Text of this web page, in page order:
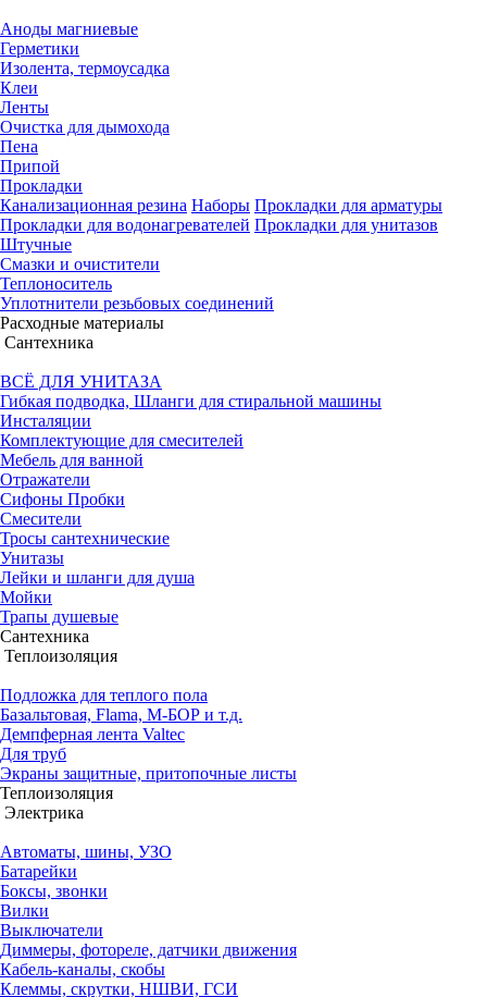
Аноды магниевые
Герметики
Изолента, термоусадка
Клеи
Ленты
Очистка для дымохода
Пена
Припой
Прокладки
Канализационная резина Наборы Прокладки для арматуры
Прокладки для водонагревателей Прокладки для унитазов
Штучные
Смазки и очистители
Теплоноситель
Уплотнители резьбовых соединений
Расходные материалы
Сантехника
ВСЁ ДЛЯ УНИТАЗА
Гибкая подводка, Шланги для стиральной машины
Инсталяции
Комплектующие для смесителей
Мебель для ванной
Отражатели
Сифоны Пробки
Смесители
Тросы сантехнические
Унитазы
Лейки и шланги для душа
Мойки
Трапы душевые
Сантехника
Теплоизоляция
Подложка для теплого пола
Базальтовая, Flama, М-БОР и т.д.
Демпферная лента Valtec
Для труб
Экраны защитные, притопочные листы
Теплоизоляция
Электрика
Автоматы, шины, УЗО
Батарейки
Боксы, звонки
Вилки
Выключатели
Диммеры, фотореле, датчики движения
Кабель-каналы, скобы
Клеммы, скрутки, НШВИ, ГСИ